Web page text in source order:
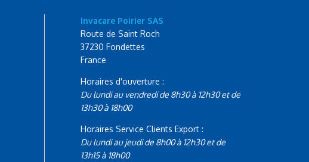
Invacare Poirier SAS
Route de Saint Roch
37230 Fondettes
France
Horaires d'ouverture :
Du lundi au vendredi de 8h30 à 12h30 et de
13h30 à 18h00
Horaires Service Clients Export :
Du lundi au jeudi de 8h00 à 12h30 et de
13h15 à 18h00